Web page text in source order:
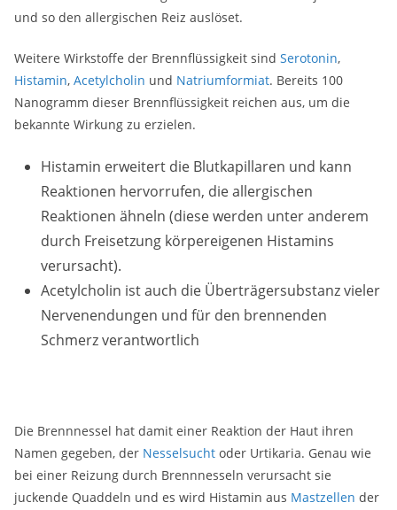
und so den allergischen Reiz auslöset.
Weitere Wirkstoffe der Brennflüssigkeit sind Serotonin,
Histamin, Acetylcholin und Natriumformiat. Bereits 100
Nanogramm dieser Brennflüssigkeit reichen aus, um die
bekannte Wirkung zu erzielen.
Histamin erweitert die Blutkapillaren und kann
Reaktionen hervorrufen, die allergischen
Reaktionen ähneln (diese werden unter anderem
durch Freisetzung körpereigenen Histamins
verursacht).
Acetylcholin ist auch die Überträgersubstanz vieler
Nervenendungen und für den brennenden
Schmerz verantwortlich
Die Brennnessel hat damit einer Reaktion der Haut ihren
Namen gegeben, der Nesselsucht oder Urtikaria. Genau wie
bei einer Reizung durch Brennnesseln verursacht sie
juckende Quaddeln und es wird Histamin aus Mastzellen der